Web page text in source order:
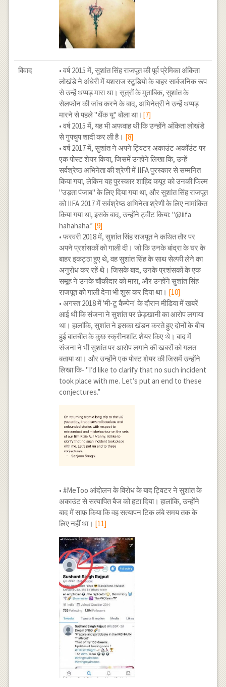
विवाद
• वर्ष 2015 में, सुशांत सिंह राजपूत की पूर्व प्रेमिका अंकिता
लोखंडे ने अंधेरी में यशराज स्टूडियो के बाहर सार्वजनिक रूप
से उन्हें थप्पड़ मारा था। सूत्रों के मुताबिक, सुशांत के
सेलफोन की जांच करने के बाद, अभिनेत्री ने उन्हें थप्पड़
मारने से पहले "थैंक यू" बोला था। [7]
• वर्ष 2015 में, यह भी अफवाह थी कि उन्होंने अंकिता लोखंडे
से गुपचुप शादी कर ली है। [8]
• वर्ष 2017 में, सुशांत ने अपने ट्विटर अकाउंट अकॉउंट पर
एक पोस्ट शेयर किया, जिसमें उन्होंने लिखा कि, उन्हें
सर्वश्रेष्ठ अभिनेता की श्रेणी में IIFA पुरस्कार से सम्मनित
किया गया, लेकिन यह पुरस्कार शाहिद कपूर को उनकी फिल्म
"उड़ता पंजाब" के लिए दिया गया था, और सुशांत सिंह राजपूत
को IIFA 2017 में सर्वश्रेष्ठ अभिनेता श्रेणी के लिए नामांकित
किया गया था, इसके बाद, उन्होंने ट्वीट किया: "@iifa
hahahaha.” [9]
• फरवरी 2018 में, सुशांत सिंह राजपूत ने कथित तौर पर
अपने प्रशंसकों को गाली दी। जो कि उनके बांद्रा के घर के
बाहर इकट्ठा हुए थे, वह सुशांत सिंह के साथ सेल्फी लेने का
अनुरोध कर रहें थे। जिसके बाद, उनके प्रशंसकों के एक
समूह ने उनके चौकीदार को मारा, और उन्होंने सुशांत सिंह
राजपूत को गाली देना भी शुरू कर दिया था। [10]
• अगस्त 2018 में 'मी-टू कैम्पेन' के दौरान मीडिया में खबरें
आई थी कि संजना ने सुशांत पर छेड़खानी का आरोप लगाया
था। हालांकि, सुशांत ने इसका खंडन करते हुए दोनों के बीच
हुई बातचीत के कुछ स्क्रीनशॉट शेयर किए थे। बाद में
संजना ने भी सुशांत पर आरोप लगाने की खबरों को गलत
बताया था। और उन्होंने एक पोस्ट शेयर की जिसमें उन्होंने
लिखा कि- "I’d like to clarify that no such incident
took place with me. Let’s put an end to these
conjectures.”
• #MeToo आंदोलन के विरोध के बाद ट्विटर ने सुशांत के
अकाउंट से सत्यापित बैज को हटा दिया। हालांकि, उन्होंने
बाद में साफ़ किया कि वह सत्यापन टिक लंबे समय तक के
लिए नहीं था। [11]